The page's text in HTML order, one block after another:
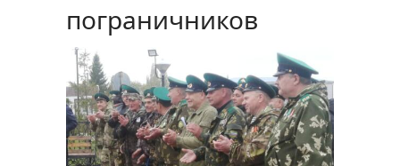
пограничников